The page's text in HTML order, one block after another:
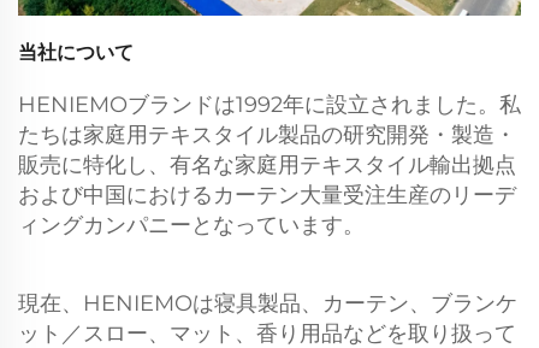
当社について
HENIEMOブランドは1992年に設立されました。私
たちは家庭用テキスタイル製品の研究開発・製造・
販売に特化し、有名な家庭用テキスタイル輸出拠点
および中国におけるカーテン大量受注生産のリーデ
ィングカンパニーとなっています。
現在、HENIEMOは寝具製品、カーテン、ブランケ
ット／スロー、マット、香り用品などを取り扱って